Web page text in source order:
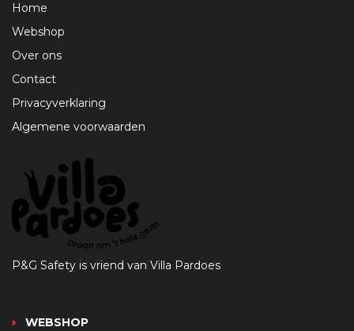
Home
Webshop
Over ons
Contact
Privacyverklaring
Algemene voorwaarden
P&G Safety is vriend van Villa Pardoes
WEBSHOP